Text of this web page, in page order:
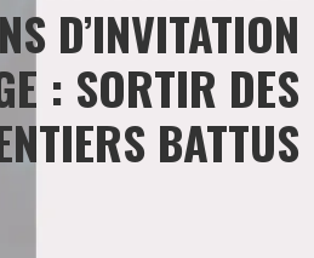
D’INVITATION
: SORTIR DES
BATTUS